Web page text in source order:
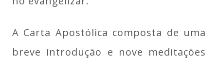
A Carta Apostólica composta de uma
breve introdução e nove meditações